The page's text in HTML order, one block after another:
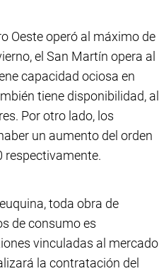
Oeste operó al máximo de
el San Martín opera al
capacidad ociosa en
tiene disponibilidad, al
Por otro lado, los
un aumento del orden
respectivamente.
toda obra de
de consumo es
vinculadas al mercado
la contratación del